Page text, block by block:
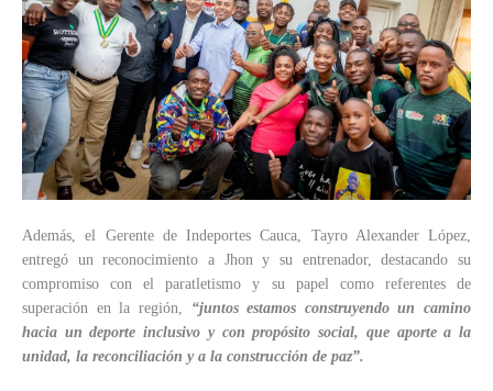
Además, el Gerente de Indeportes Cauca, Tayro Alexander López,
entregó un reconocimiento a Jhon y su entrenador, destacando su
compromiso con el paratletismo y su papel como referentes de
superación en la región, “juntos estamos construyendo un camino
hacia un deporte inclusivo y con propósito social, que aporte a la
unidad, la reconciliación y a la construcción de paz”.